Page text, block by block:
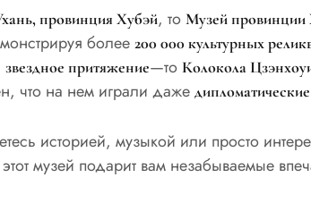
провинция Хубэй, то Музей провинции
более 200 000 культурных
звездное притяжение—то Колокола
что на нем играли даже
историей, музыкой или просто
музей подарит вам незабываемые